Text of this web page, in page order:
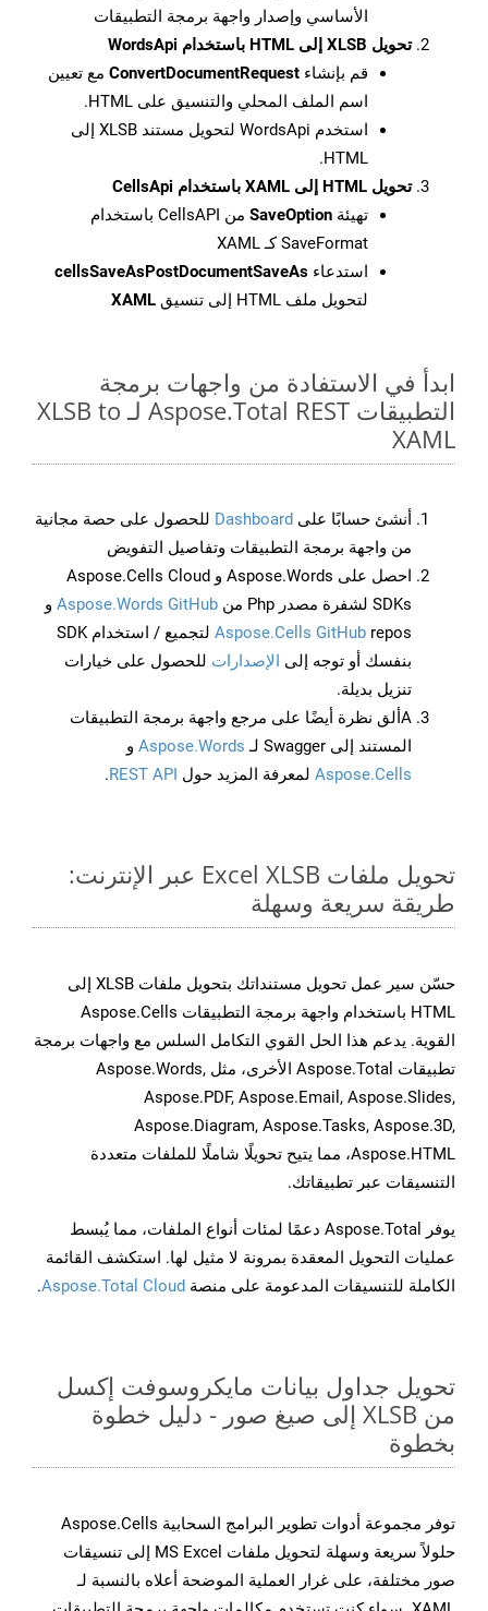
الأساسي وإصدار واجهة برمجة التطبيقات
تحويل XLSB إلى HTML باستخدام WordsApi
قم بإنشاء ConvertDocumentRequest مع تعيين
اسم الملف المحلي والتنسيق على HTML.
استخدم WordsApi لتحويل مستند XLSB إلى
HTML.
تحويل HTML إلى XAML باستخدام CellsApi
تهيئة SaveOption
من CellsAPI باستخدام
SaveFormat كـ XAML
استدعاء cellsSaveAsPostDocumentSaveAs
لتحويل ملف HTML إلى تنسيق
XAML
ابدأ في الاستفادة من واجهات برمجة
التطبيقات Aspose.Total REST لـ XLSB to
XAML
أنشئ حسابًا على Dashboard للحصول على حصة مجانية
من واجهة برمجة التطبيقات وتفاصيل التفويض
احصل على Aspose.Words و Aspose.Cells Cloud
SDKs لشفرة مصدر Php من
Aspose.Words GitHub و
Aspose.Cells GitHub
repos لتجميع / استخدام SDK
بنفسك أو توجه إلى الإصدارات للحصول على خيارات
تنزيل بديلة.
Aألق نظرة أيضًا على مرجع واجهة برمجة التطبيقات
المستند إلى Swagger لـ
Aspose.Words و
Aspose.Cells لمعرفة المزيد حول REST API
.
تحويل ملفات Excel XLSB عبر الإنترنت:
طريقة سريعة وسهلة
حسّن سير عمل تحويل مستنداتك بتحويل ملفات XLSB إلى
HTML باستخدام واجهة برمجة التطبيقات Aspose.Cells
القوية. يدعم هذا الحل القوي التكامل السلس مع واجهات برمجة
تطبيقات Aspose.Total الأخرى، مثل Aspose.Words,
Aspose.PDF, Aspose.Email, Aspose.Slides,
Aspose.Diagram, Aspose.Tasks, Aspose.3D,
Aspose.HTML، مما يتيح تحويلًا شاملًا للملفات متعددة
التنسيقات عبر تطبيقاتك.
يوفر Aspose.Total دعمًا لمئات أنواع الملفات، مما يُبسط
عمليات التحويل المعقدة بمرونة لا مثيل لها. استكشف القائمة
الكاملة للتنسيقات المدعومة على منصة Aspose.Total Cloud
.
تحويل جداول بيانات مايكروسوفت إكسل
من XLSB إلى صيغ صور - دليل خطوة
بخطوة
توفر مجموعة أدوات تطوير البرامج السحابية Aspose.Cells
حلولاً سريعة وسهلة لتحويل ملفات MS Excel إلى تنسيقات
صور مختلفة، على غرار العملية الموضحة أعلاه بالنسبة لـ